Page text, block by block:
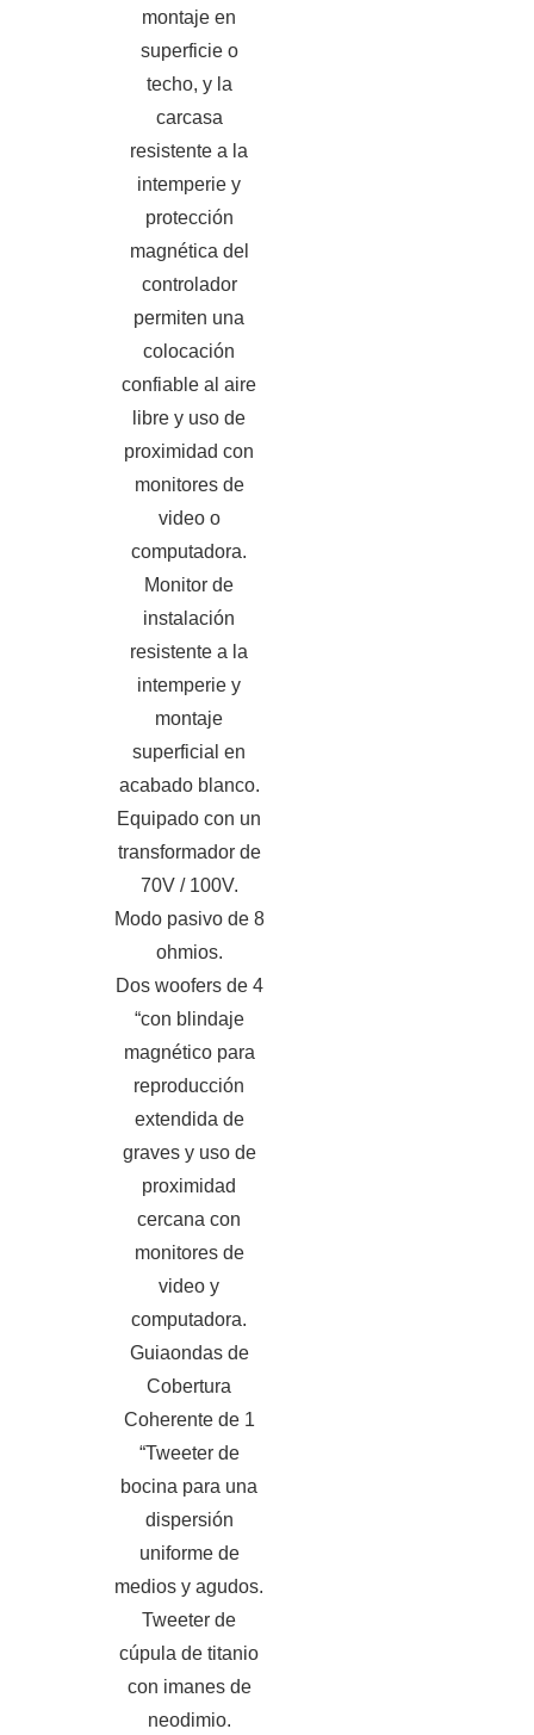
montaje en
superficie o
techo, y la
carcasa
resistente a la
intemperie y
protección
magnética del
controlador
permiten una
colocación
confiable al aire
libre y uso de
proximidad con
monitores de
video o
computadora.
Monitor de
instalación
resistente a la
intemperie y
montaje
superficial en
acabado blanco.
Equipado con un
transformador de
70V / 100V.
Modo pasivo de 8
ohmios.
Dos woofers de 4
“con blindaje
magnético para
reproducción
extendida de
graves y uso de
proximidad
cercana con
monitores de
video y
computadora.
Guiaondas de
Cobertura
Coherente de 1
“Tweeter de
bocina para una
dispersión
uniforme de
medios y agudos.
Tweeter de
cúpula de titanio
con imanes de
neodimio.